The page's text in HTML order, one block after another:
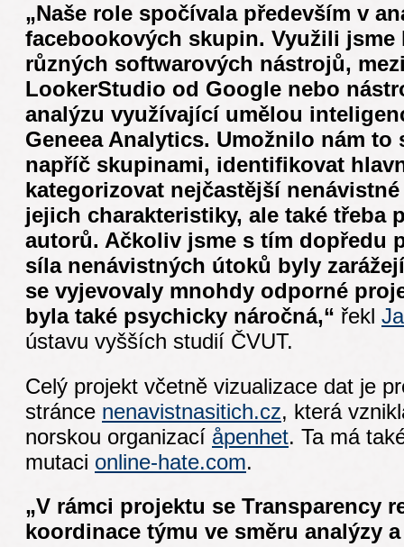
„Naše role spočívala především v
facebookových skupin. Využili
různých softwarových nástrojů,
LookerStudio od Google nebo
analýzu využívající umělou
Geneea Analytics. Umožnilo nám to
napříč skupinami, identifikovat
kategorizovat nejčastější
jejich charakteristiky, ale také třeba
autorů. Ačkoliv jsme s tím dopředu
síla nenávistných útoků byly
se vyjevovaly mnohdy odporné
byla také psychicky náročná,“ řekl
ústavu vyšších studií ČVUT.
Celý projekt včetně vizualizace dat je
stránce nenavistnasitich.cz, která
norskou organizací åpenhet. Ta má
mutaci online-hate.com.
„V rámci projektu se Transparency
koordinace týmu ve směru analýzy